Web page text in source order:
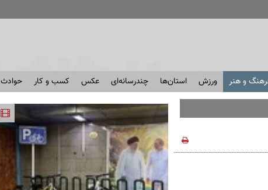
و هنر ورزش استان‌ها چندرسانه‌ای عکس کسب و کار حوادث